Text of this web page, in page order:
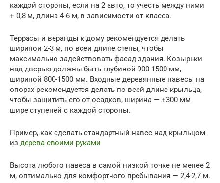
каждой стороны, если на 2 авто, то учесть между ними
+ 0,8 м, длина 4-6 м, в зависимости от класса.
Террасы и веранды к дому рекомендуется делать
шириной 2-3 м, по всей длине стены, чтобы
максимально задействовать фасад здания. Козырьки
над дверью должны быть глубиной 900-1500 мм,
шириной 800-1500 мм. Входные деревянные навесы на
опорах рекомендуется делать по всей длине крыльца,
чтобы защитить его от осадков, ширина — +300 мм
шире ступеней с каждой стороны.
Пример, как сделать стандартный навес над крыльцом
из дерева своими руками
Высота любого навеса в самой низкой точке не менее 2
м, оптимально для комфортного пребывания — 2,4-2,7 м.